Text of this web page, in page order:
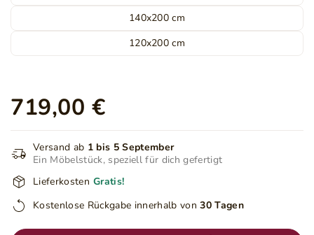
140x200 cm
120x200 cm
719,00 €
Versand ab 1 bis 5 September
Ein Möbelstück, speziell für dich gefertigt
Lieferkosten Gratis!
Kostenlose Rückgabe innerhalb von 30 Tagen